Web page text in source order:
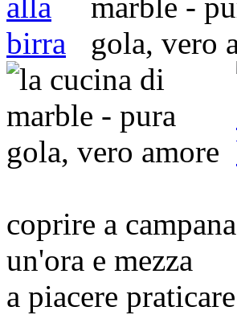
coprire a
un'ora e mezza
a piacere